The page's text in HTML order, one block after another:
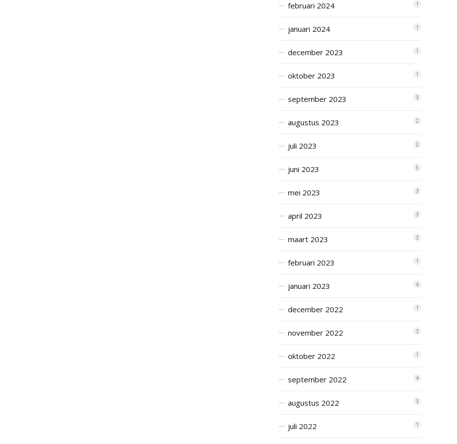
februari 2024 1
januari 2024 1
december 2023 1
oktober 2023 1
september 2023 3
augustus 2023 2
juli 2023 2
juni 2023 5
mei 2023 3
april 2023 3
maart 2023 3
februari 2023 1
januari 2023 4
december 2022 1
november 2022 3
oktober 2022 1
september 2022 4
augustus 2022 3
juli 2022 1